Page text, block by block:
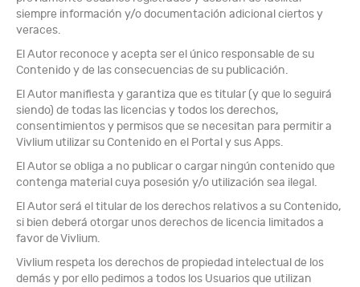
siempre información y/o documentación adicional ciertos y
veraces.
El Autor reconoce y acepta ser el único responsable de su
Contenido y de las consecuencias de su publicación.
El Autor manifiesta y garantiza que es titular (y que lo seguirá
siendo) de todas las licencias y todos los derechos,
consentimientos y permisos que se necesitan para permitir a
Vivlium utilizar su Contenido en el Portal y sus Apps.
El Autor se obliga a no publicar o cargar ningún contenido que
contenga material cuya posesión y/o utilización sea ilegal.
El Autor será el titular de los derechos relativos a su Contenido,
si bien deberá otorgar unos derechos de licencia limitados a
favor de Vivlium.
Vivlium respeta los derechos de propiedad intelectual de los
demás y por ello pedimos a todos los Usuarios que utilizan